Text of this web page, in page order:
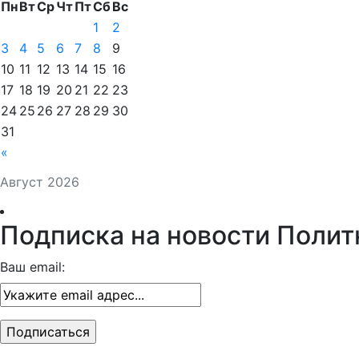
Август 2026
ПнВтСрЧтПтСбВс
«
1
2
3
4 5 6 7 8
9
10 11 12 13 14 15 16
17 18 19 20 21 22 23
24 25 26 27 28 29 30
31
Подписка на новости
Ваш email: